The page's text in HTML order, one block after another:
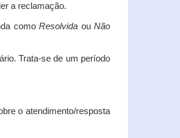
a reclamação.
comoResolvida ouNão
Trata-se de um período
o atendimento/resposta